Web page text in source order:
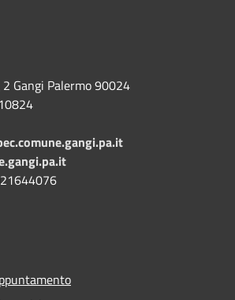
Gangi Palermo 90024